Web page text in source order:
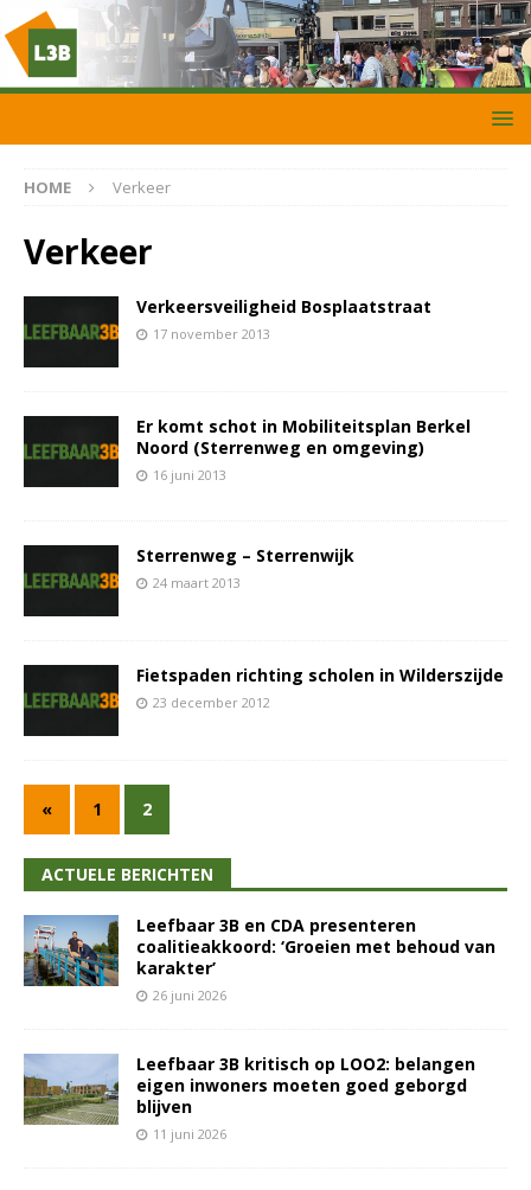
HOME Verkeer
Verkeer
Verkeersveiligheid Bosplaatstraat
17 november 2013
Er komt schot in Mobiliteitsplan Berkel
Noord (Sterrenweg en omgeving)
16 juni 2013
Sterrenweg – Sterrenwijk
24 maart 2013
Fietspaden richting scholen in Wilderszijde
23 december 2012
« 1 2
ACTUELE BERICHTEN
Leefbaar 3B en CDA presenteren
coalitieakkoord: ‘Groeien met behoud van
karakter’
26 juni 2026
Leefbaar 3B kritisch op LOO2: belangen
eigen inwoners moeten goed geborgd
blijven
11 juni 2026